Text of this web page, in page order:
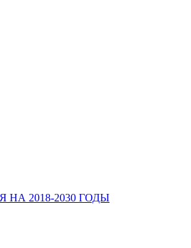
2018-2030 ГОДЫ